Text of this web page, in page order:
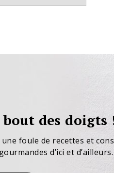
des doigts
une foule de recettes et
d’ici et d’ailleurs.